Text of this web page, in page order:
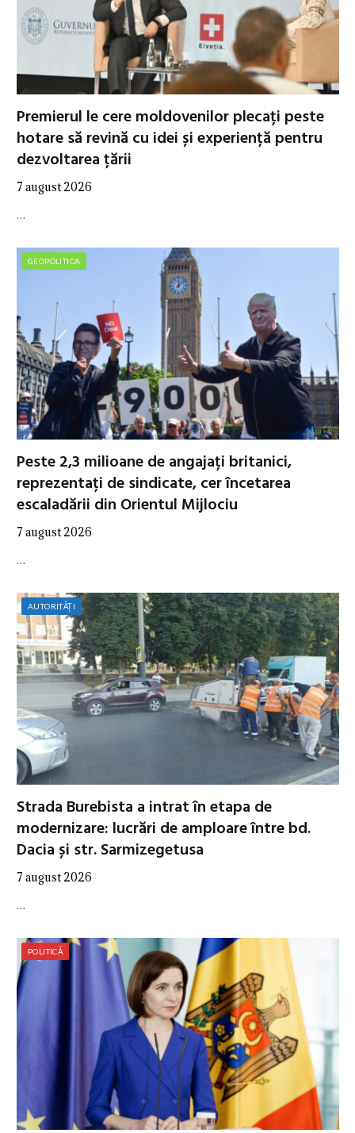
Premierul le cere moldovenilor plecați peste
hotare să revină cu idei și experiență pentru
dezvoltarea țării
7 august 2026
…
GEOPOLITICA
Peste 2,3 milioane de angajați britanici,
reprezentați de sindicate, cer încetarea
escaladării din Orientul Mijlociu
7 august 2026
…
AUTORITĂȚI
Strada Burebista a intrat în etapa de
modernizare: lucrări de amploare între bd.
Dacia și str. Sarmizegetusa
7 august 2026
…
POLITICĂ